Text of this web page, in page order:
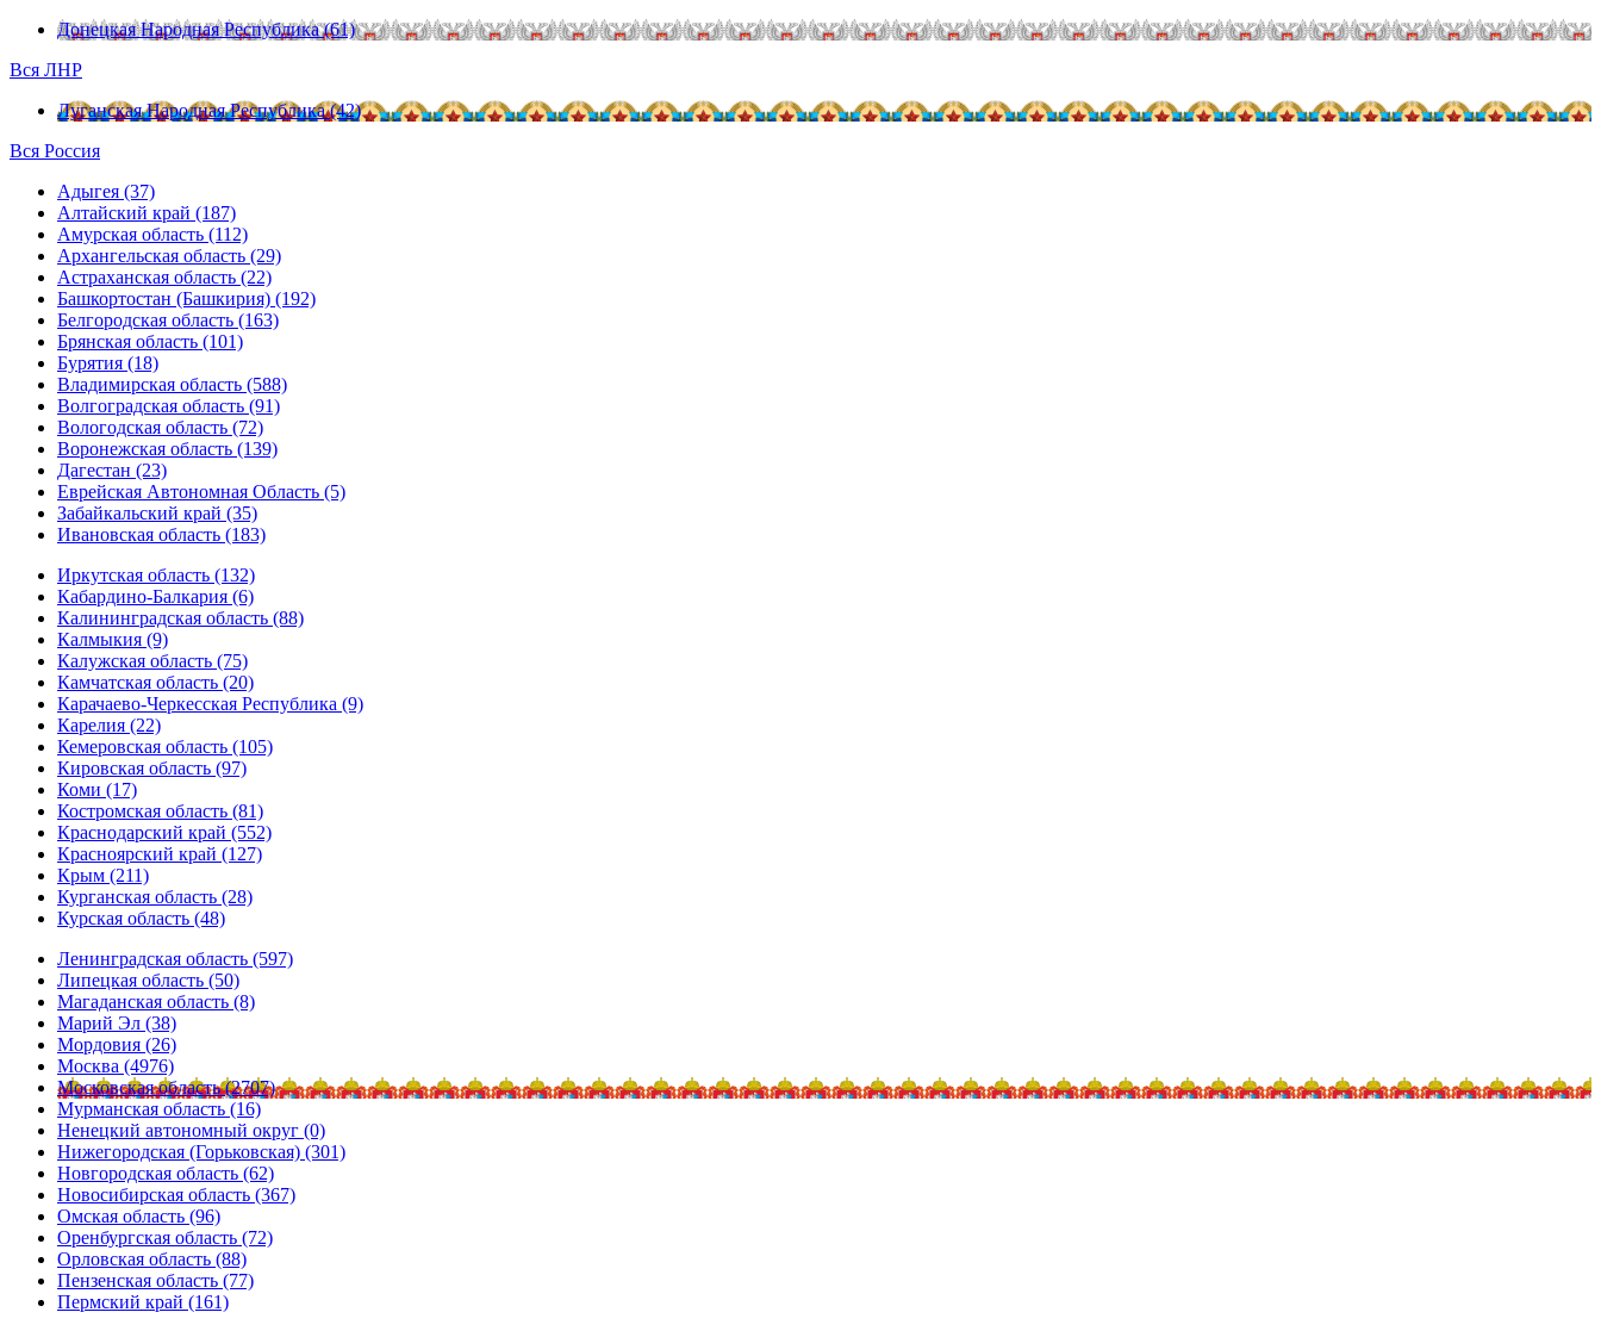
Донецкая Народная Республика (61)
Вся ЛНР
Луганская Народная Республика (42)
Вся Россия
Адыгея (37)
Алтайский край (187)
Амурская область (112)
Архангельская область (29)
Астраханская область (22)
Башкортостан (Башкирия) (192)
Белгородская область (163)
Брянская область (101)
Бурятия (18)
Владимирская область (588)
Волгоградская область (91)
Вологодская область (72)
Воронежская область (139)
Дагестан (23)
Еврейская Автономная Область (5)
Забайкальский край (35)
Ивановская область (183)
Иркутская область (132)
Кабардино-Балкария (6)
Калининградская область (88)
Калмыкия (9)
Калужская область (75)
Камчатская область (20)
Карачаево-Черкесская Республика (9)
Карелия (22)
Кемеровская область (105)
Кировская область (97)
Коми (17)
Костромская область (81)
Краснодарский край (552)
Красноярский край (127)
Крым (211)
Курганская область (28)
Курская область (48)
Ленинградская область (597)
Липецкая область (50)
Магаданская область (8)
Марий Эл (38)
Мордовия (26)
Москва (4976)
Московская область (2707)
Мурманская область (16)
Ненецкий автономный округ (0)
Нижегородская (Горьковская) (301)
Новгородская область (62)
Новосибирская область (367)
Омская область (96)
Оренбургская область (72)
Орловская область (88)
Пензенская область (77)
Пермский край (161)